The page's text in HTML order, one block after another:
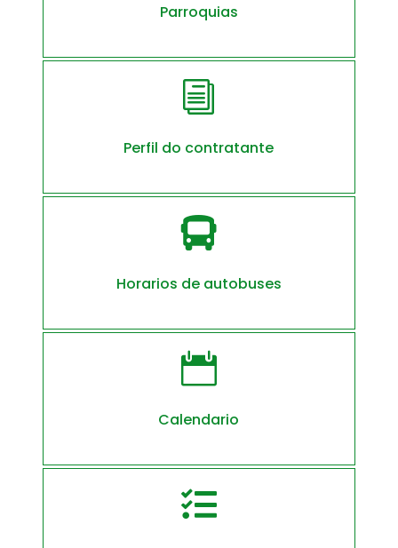
Parroquias
i
Perfil do contratante

Horarios de autobuses

Calendario
